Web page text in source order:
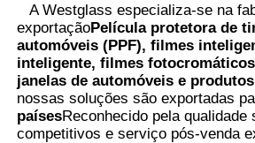
A Westglass especializa-se na
exportaçãoPelícula protetora de
automóveis (PPF), filmes
inteligente, filmes
janelas de automóveis e
nossas soluções são exportadas
paísesReconhecido pela qualidade
competitivos e serviço pós-venda